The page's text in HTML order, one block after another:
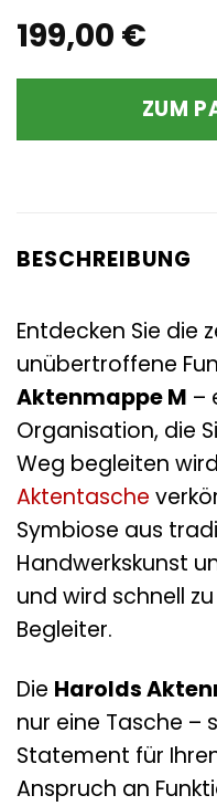
199,00 €
ZUM
BESCHREIBUNG
Entdecken Sie die
unübertroffene
Aktenmappe M –
Organisation, die
Weg begleiten
Aktentasche
Symbiose aus
Handwerkskunst
und wird schnell
Begleiter.
Die Harolds
nur eine Tasche –
Statement für
Anspruch an